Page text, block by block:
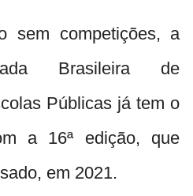
sem competições, a
Brasileira de
Públicas já tem o
a 16ª edição, que
em 2021.